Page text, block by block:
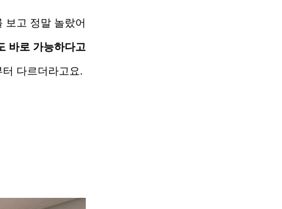
보고 정말 놀랐어
바로 가능하다고
다르더라고요.